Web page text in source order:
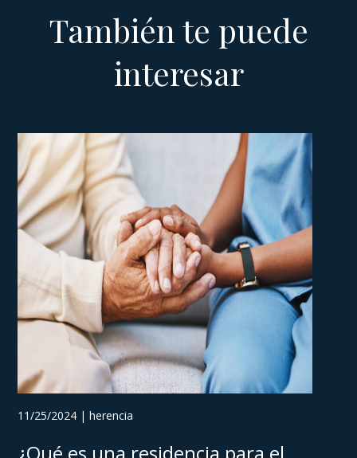
También te puede
interesar
11/25/2024 | herencia